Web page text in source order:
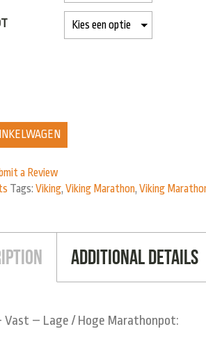
a Review
Tags: Viking, Viking Marathon, Viking
Additional Details
Vast – Lage / Hoge Marathonpot: